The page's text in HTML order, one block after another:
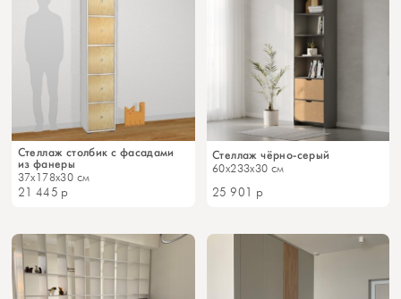
Стеллаж столбик с фасадами
из фанеры
37x178x30 см
21 445 р
Стеллаж чёрно-серый
60x233x30 см
25 901 р